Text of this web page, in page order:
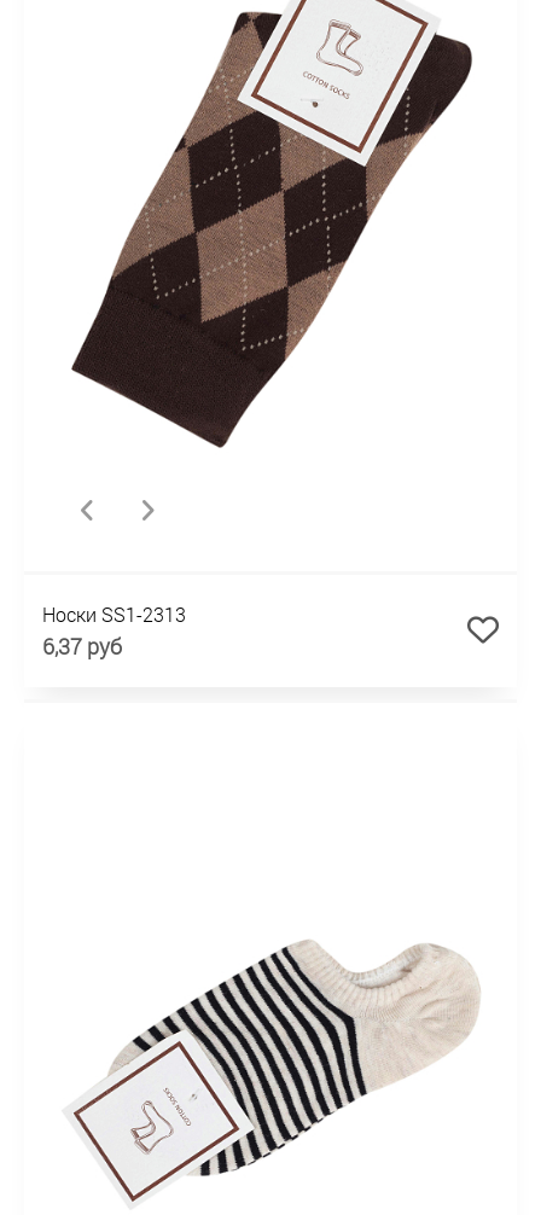
Носки SS1-2313
6,37 руб